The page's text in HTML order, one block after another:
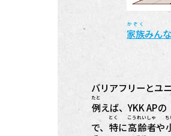
家族
かぞく
みん
バリアフリーとユ
例
たと
えば、YKK AP
で、 特
とく
に高齢
こうれい
者
しゃ
や
ち